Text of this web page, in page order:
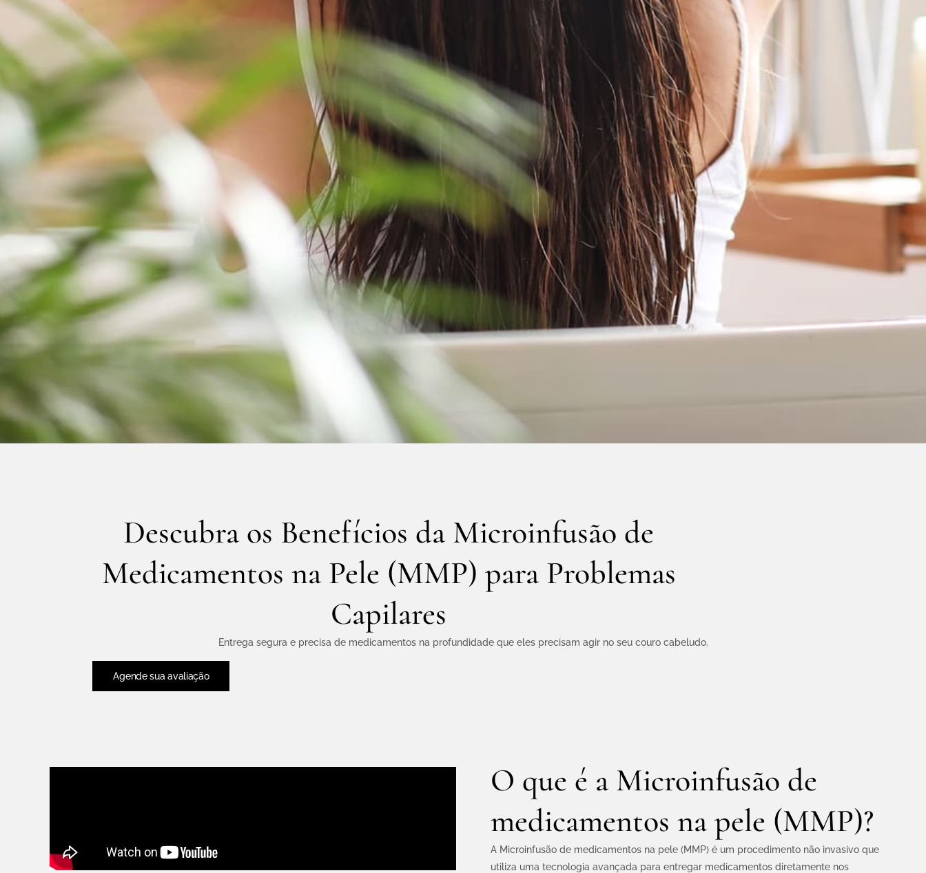
Descubra os Benefícios da Microinfusão de
Medicamentos na Pele (MMP) para Problemas
Capilares
Entrega segura e precisa de medicamentos na profundidade que eles precisam agir no seu couro cabeludo.
Agende sua avaliação
O que é a Microinfusão de
medicamentos na pele (MMP)?
A Microinfusão de medicamentos na pele (MMP) é um procedimento não invasivo que
utiliza uma tecnologia avançada para entregar medicamentos diretamente nos